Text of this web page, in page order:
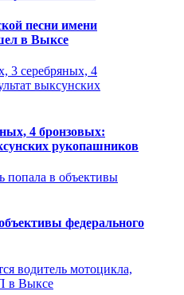
песни имени
в Выксе
4 бронзовых:
рукопашников
федерального